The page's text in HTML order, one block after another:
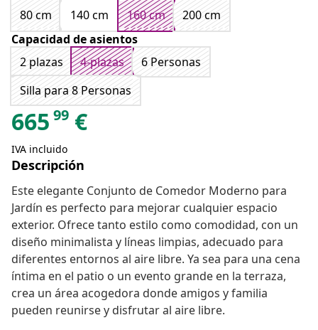
80 cm
140 cm 160 cm
200 cm
Capacidad de asientos
2 plazas
4-plazas
6 Personas
Silla para 8 Personas
665 99 €
IVA incluido
Descripción
Este elegante Conjunto de Comedor Moderno para
Jardín es perfecto para mejorar cualquier espacio
exterior. Ofrece tanto estilo como comodidad, con un
diseño minimalista y líneas limpias, adecuado para
diferentes entornos al aire libre. Ya sea para una cena
íntima en el patio o un evento grande en la terraza,
crea un área acogedora donde amigos y familia
pueden reunirse y disfrutar al aire libre.